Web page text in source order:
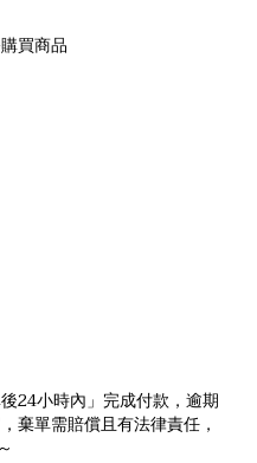
買商品
24小時內」完成付款，逾期
棄單需賠償且有法律責任，